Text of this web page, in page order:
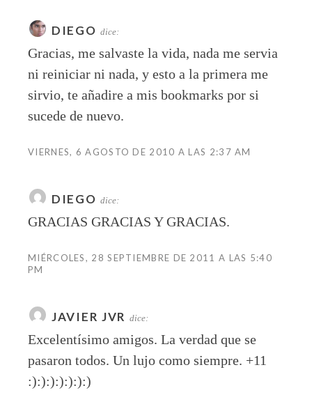
DIEGO dice:
Gracias, me salvaste la vida, nada me servia
ni reiniciar ni nada, y esto a la primera me
sirvio, te añadire a mis bookmarks por si
sucede de nuevo.
VIERNES, 6 AGOSTO DE 2010 A LAS 2:37 AM
DIEGO dice:
GRACIAS GRACIAS Y GRACIAS.
MIÉRCOLES, 28 SEPTIEMBRE DE 2011 A LAS 5:40
PM
JAVIER JVR dice:
Excelentísimo amigos. La verdad que se
pasaron todos. Un lujo como siempre. +11
:):):):):):):)